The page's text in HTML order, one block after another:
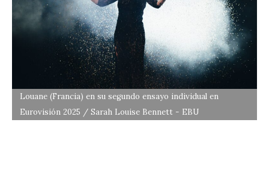
Louane (Francia) en su segundo ensayo individual en
Eurovisión 2025 / Sarah Louise Bennett - EBU